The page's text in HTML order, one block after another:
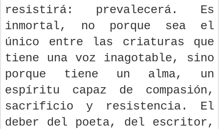
resistirá: prevalecerá. Es
inmortal, no porque sea el
único entre las criaturas que
tiene una voz inagotable, sino
porque tiene un alma, un
espíritu capaz de compasión,
sacrificio y resistencia. El
deber del poeta, del escritor,